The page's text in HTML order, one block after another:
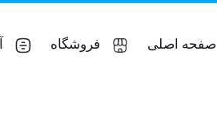
صفحه اصلی فروشگاه